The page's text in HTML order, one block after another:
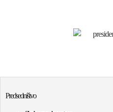
Predsedništvo